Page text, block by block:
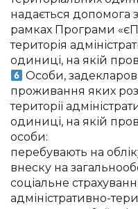
надається допомога
рамках Програми
територія
одиниці, на якій
Особи,
проживання яких
території
одиниці, на якій
особи:
перебувають на
внеску на
соціальне
адміністративно-